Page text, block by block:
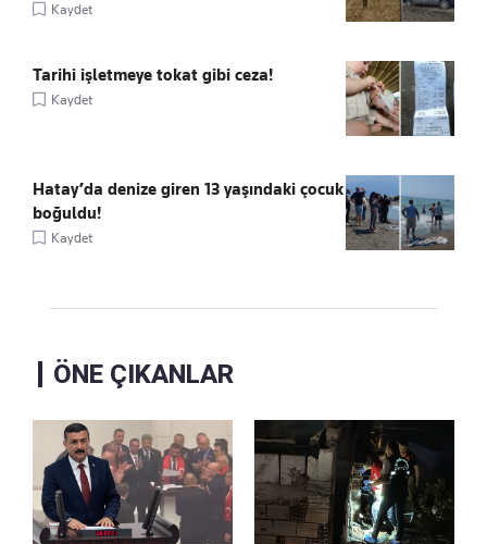
Kaydet
Tarihi işletmeye tokat gibi ceza!
Kaydet
Hatay’da denize giren 13 yaşındaki çocuk
boğuldu!
Kaydet
ÖNE ÇIKANLAR